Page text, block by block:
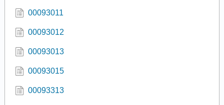
00093011
00093012
00093013
00093015
00093313